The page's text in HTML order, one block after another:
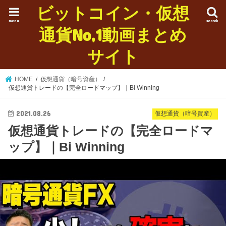
ビットコイン・仮想
通貨No,1動画まとめ
サイト
search
menu
HOME
仮想通貨（暗号資産）
仮想通貨トレードの【完全ロードマップ】｜Bi Winning
仮想通貨（暗号資産）
2021.08.26
仮想通貨トレードの【完全ロードマ
ップ】｜Bi Winning